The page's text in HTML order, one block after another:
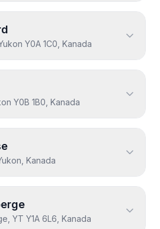
Y0A 1C0, Kanada
Y0B 1B0, Kanada
Kanada
YT Y1A 6L6, Kanada